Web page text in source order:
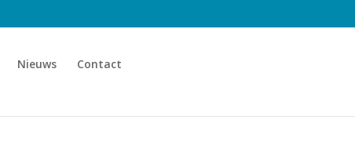
Nieuws Contact